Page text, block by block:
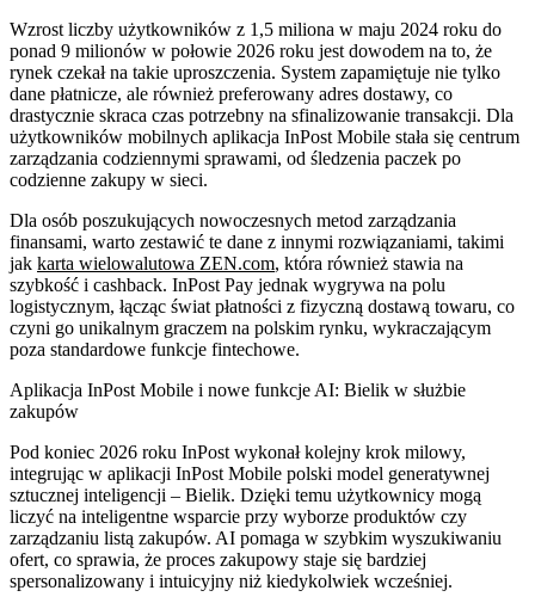
Wzrost liczby użytkowników z 1,5 miliona w maju 2024 roku do
ponad 9 milionów w połowie 2026 roku jest dowodem na to, że
rynek czekał na takie uproszczenia. System zapamiętuje nie tylko
dane płatnicze, ale również preferowany adres dostawy, co
drastycznie skraca czas potrzebny na sfinalizowanie transakcji. Dla
użytkowników mobilnych aplikacja InPost Mobile stała się centrum
zarządzania codziennymi sprawami, od śledzenia paczek po
codzienne zakupy w sieci.
Dla osób poszukujących nowoczesnych metod zarządzania
finansami, warto zestawić te dane z innymi rozwiązaniami, takimi
jak karta wielowalutowa ZEN.com, która również stawia na
szybkość i cashback. InPost Pay jednak wygrywa na polu
logistycznym, łącząc świat płatności z fizyczną dostawą towaru, co
czyni go unikalnym graczem na polskim rynku, wykraczającym
poza standardowe funkcje fintechowe.
Aplikacja InPost Mobile i nowe funkcje AI: Bielik w służbie
zakupów
Pod koniec 2026 roku InPost wykonał kolejny krok milowy,
integrując w aplikacji InPost Mobile polski model generatywnej
sztucznej inteligencji – Bielik. Dzięki temu użytkownicy mogą
liczyć na inteligentne wsparcie przy wyborze produktów czy
zarządzaniu listą zakupów. AI pomaga w szybkim wyszukiwaniu
ofert, co sprawia, że proces zakupowy staje się bardziej
spersonalizowany i intuicyjny niż kiedykolwiek wcześniej.